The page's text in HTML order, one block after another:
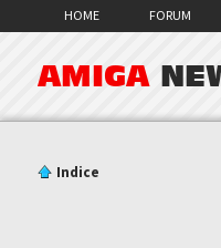
HOME FORUM
AMIGA
Indice